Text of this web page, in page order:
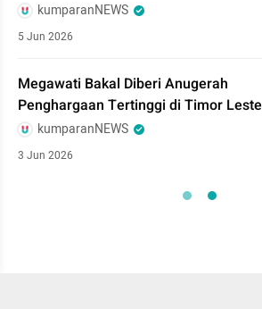
kumparanNEWS
5 Jun 2026
Megawati Bakal Diberi Anugerah
Penghargaan Tertinggi di Timor Leste
kumparanNEWS
3 Jun 2026